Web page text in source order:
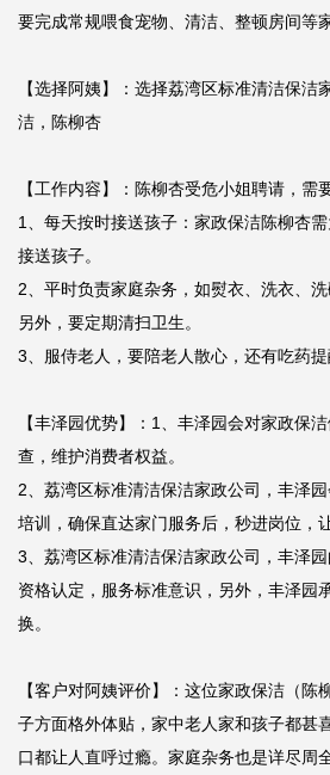
要完成常规喂食宠物、清洁、整顿房间等家
【选择阿姨】：选择荔湾区标准清洁保洁
洁，陈柳杏
【工作内容】：陈柳杏受危小姐聘请，需
1、每天按时接送孩子：家政保洁陈柳杏
接送孩子。
2、平时负责家庭杂务，如熨衣、洗衣、
另外，要定期清扫卫生。
3、服侍老人，要陪老人散心，还有吃药提
【丰泽园优势】：1、丰泽园会对家政保
查，维护消费者权益。
2、荔湾区标准清洁保洁家政公司，丰泽
培训，确保直达家门服务后，秒进岗位，
3、荔湾区标准清洁保洁家政公司，丰泽
资格认定，服务标准意识，另外，丰泽园
换。
【客户对阿姨评价】：这位家政保洁（陈
子方面格外体贴，家中老人家和孩子都甚
口都让人直呼过瘾。家庭杂务也是详尽周全